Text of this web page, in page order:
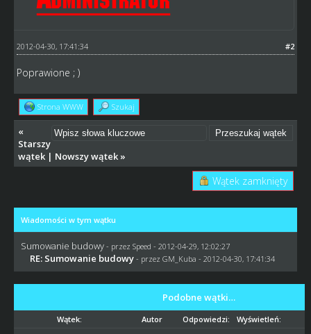
#2
2012-04-30, 17:41:34
Poprawione ; )
Strona WWW Szukaj
«
Starszy
wątek| Nowszy wątek»
Wątek zamknięty
Wiadomości w tym wątku
Sumowanie budowy - przez Speed - 2012-04-29, 12:02:27
RE: Sumowanie budowy - przez GM_Kuba - 2012-04-30, 17:41:34
Podobne wątki…
Wątek: Autor Odpowiedzi: Wyświetleń: